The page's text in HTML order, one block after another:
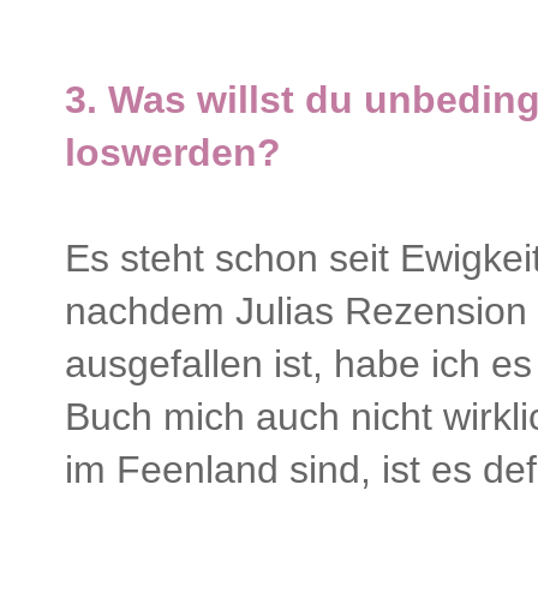
3. Was willst du
loswerden?
Es steht schon seit
nachdem Julias
ausgefallen ist, habe ich
Buch mich auch nicht
im Feenland sind, ist es